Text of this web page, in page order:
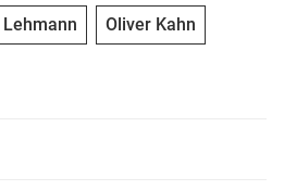
Oliver Kahn